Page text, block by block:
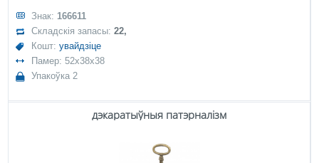
Знак: 166611
Складскія запасы:22,
Кошт:увайдзіце
Памер: 52x38x38
Упакоўка 2
дэкаратыўныя патэрналізм